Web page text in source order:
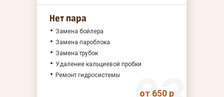
Нет пара
Замена бойлера
Замена пароблока
Замена трубок
Удаление кальциевой пробки
Ремонт гидросистемы
от 650 р